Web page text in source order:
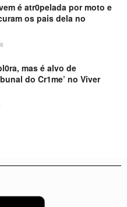
é atr0pelada por moto e
os pais dela no
mas é alvo de
do Cr1me’ no Viver